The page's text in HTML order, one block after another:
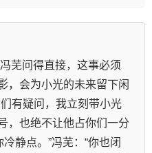
，会为小光的未来留下闲
有疑问，我立刻带小光
，也绝不让他占你们一分
静点。”冯芜：“你也闭